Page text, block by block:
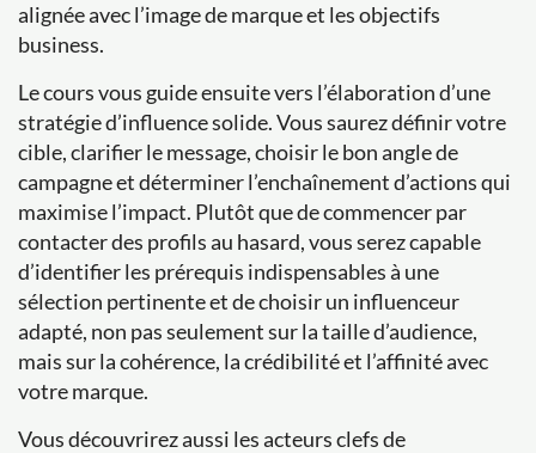
alignée avec l’image de marque et les objectifs
business.
Le cours vous guide ensuite vers l’élaboration d’une
stratégie d’influence solide. Vous saurez définir votre
cible, clarifier le message, choisir le bon angle de
campagne et déterminer l’enchaînement d’actions qui
maximise l’impact. Plutôt que de commencer par
contacter des profils au hasard, vous serez capable
d’identifier les prérequis indispensables à une
sélection pertinente et de choisir un influenceur
adapté, non pas seulement sur la taille d’audience,
mais sur la cohérence, la crédibilité et l’affinité avec
votre marque.
Vous découvrirez aussi les acteurs clefs de